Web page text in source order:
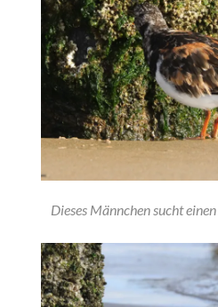
Dieses Männchen sucht